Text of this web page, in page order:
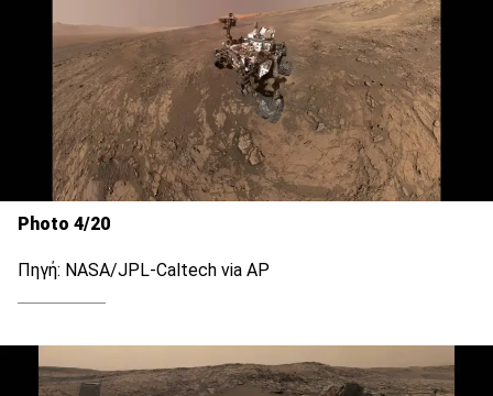
Photo 4/20
Πηγή: NASA/JPL-Caltech via AP